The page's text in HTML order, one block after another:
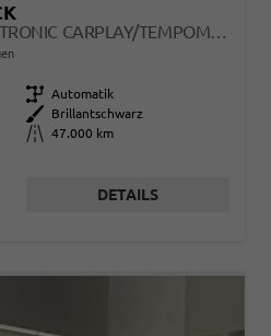
1.5L 16V TFSI ACT 35 S-TRONIC CARPLAY/TEMPOMAT/17ZOLL
Getriebe Automatik
Außenfarbe
Brillantschwarz
Kilometerstand
47.000 km
DETAILS